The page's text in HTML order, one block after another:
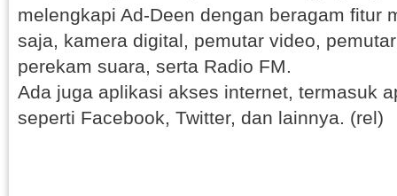
melengkapi Ad-Deen dengan beragam fitur
saja, kamera digital, pemutar video,
perekam suara, serta Radio FM.
Ada juga aplikasi akses internet, termasuk
seperti Facebook, Twitter, dan lainnya. (rel)